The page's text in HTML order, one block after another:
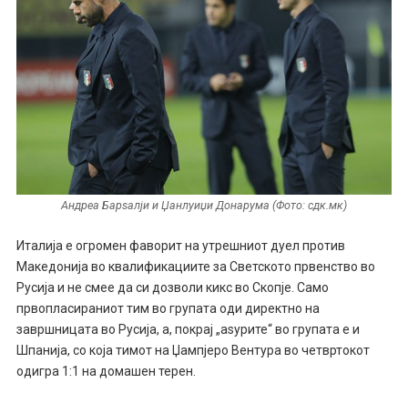
Андреа Барѕалји и Џанлуиџи Донарума (Фото: сдк.мк)
Италија е огромен фаворит на утрешниот дуел против
Македонија во квалификациите за Светското првенство во
Русија и не смее да си дозволи кикс во Скопје. Само
првопласираниот тим во групата оди директно на
завршницата во Русија, а, покрај „аѕурите“ во групата е и
Шпанија, со која тимот на Џампјеро Вентура во четвртокот
одигра 1:1 на домашен терен.